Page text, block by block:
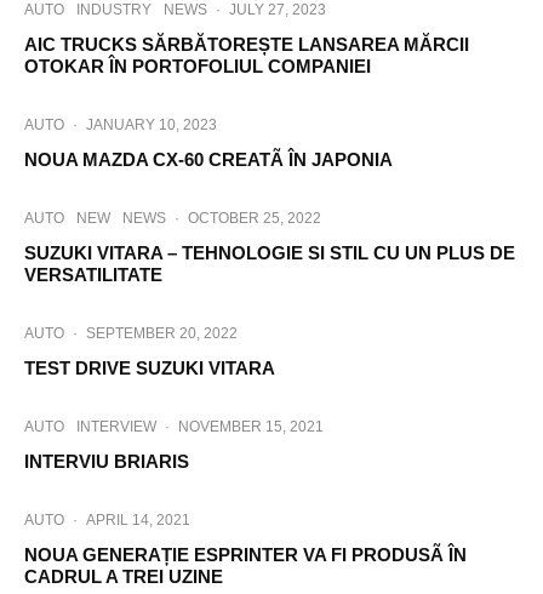
AUTO INDUSTRY NEWS · JULY 27, 2023
AIC TRUCKS SĂRBĂTOREȘTE LANSAREA MĂRCII
OTOKAR ÎN PORTOFOLIUL COMPANIEI
AUTO · JANUARY 10, 2023
NOUA MAZDA CX-60 CREATÃ ÎN JAPONIA
AUTO NEW NEWS · OCTOBER 25, 2022
SUZUKI VITARA – TEHNOLOGIE SI STIL CU UN PLUS DE
VERSATILITATE
AUTO · SEPTEMBER 20, 2022
TEST DRIVE SUZUKI VITARA
AUTO INTERVIEW · NOVEMBER 15, 2021
INTERVIU BRIARIS
AUTO · APRIL 14, 2021
NOUA GENERAȚIE ESPRINTER VA FI PRODUSÃ ÎN
CADRUL A TREI UZINE